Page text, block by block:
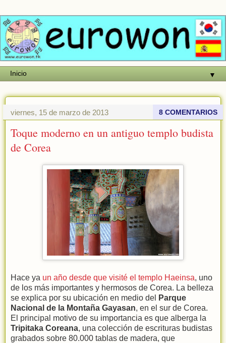
▼
viernes, 15 de marzo de 2013 8 COMENTARIOS
Toque moderno en un antiguo templo budista
de Corea
Hace ya un año desde que visité el templo Haeinsa, uno
de los más importantes y hermosos de Corea. La belleza
se explica por su ubicación en medio del
Parque
Nacional de la Montaña Gayasan, en el sur de Corea.
El principal motivo de su importancia es que alberga la
Tripitaka Coreana, una colección de escrituras budistas
grabados sobre 80.000 tablas de madera, que